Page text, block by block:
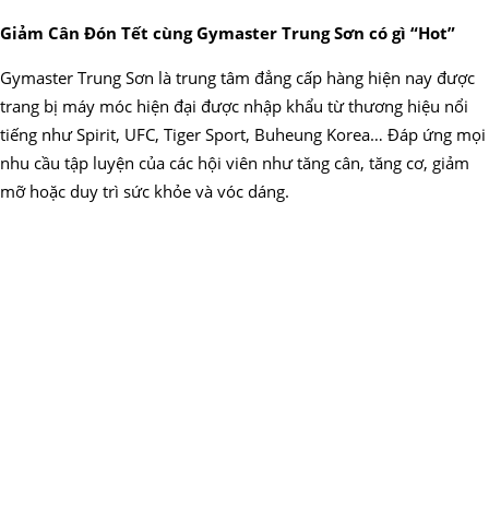
Giảm Cân Đón Tết cùng Gymaster Trung Sơn có gì “Hot”
Gymaster Trung Sơn là trung tâm đẳng cấp hàng hiện nay được
trang bị máy móc hiện đại được nhập khẩu từ thương hiệu nổi
tiếng như Spirit, UFC, Tiger Sport, Buheung Korea… Đáp ứng mọi
nhu cầu tập luyện của các hội viên như tăng cân, tăng cơ, giảm
mỡ hoặc duy trì sức khỏe và vóc dáng.